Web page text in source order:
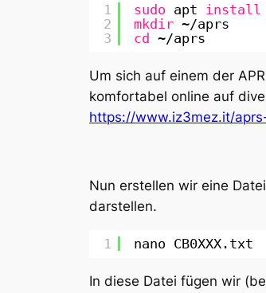
1
2
3
sudo apt install
mkdir ~/aprs
cd ~/aprs
Um sich auf einem der
komfortabel online auf
https://www.iz3mez.it/
Nun erstellen wir eine
darstellen.
1 nano CB0XXX.txt
In diese Datei fügen wir